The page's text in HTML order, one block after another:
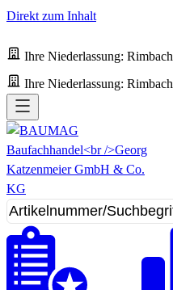
Direkt zum Inhalt
Ihre Niederlassung: Rimbach
Ihre Niederlassung: Rimbach